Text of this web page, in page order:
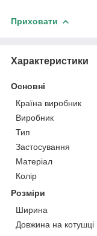
Приховати
Характеристики
Основні
Країна виробник
Виробник
Тип
Застосування
Матеріал
Колір
Розміри
Ширина
Довжина на котушці